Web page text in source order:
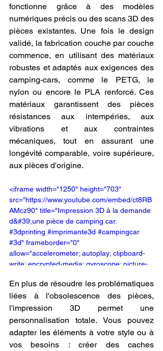
fonctionne grâce à des modèles
numériques précis ou des scans 3D des
pièces existantes. Une fois le design
validé, la fabrication couche par couche
commence, en utilisant des matériaux
robustes et adaptés aux exigences des
camping-cars, comme le PETG, le
nylon ou encore le PLA renforcé. Ces
matériaux garantissent des pièces
résistances aux intempéries, aux
vibrations et aux contraintes
mécaniques, tout en assurant une
longévité comparable, voire supérieure,
aux pièces d'origine.
<iframe width="1250" height="703"
src="https://www.youtube.com/embed/ct8RB
AMcz90" title="Impression 3D à la demande
d&#39;une pièce de camping car.
#3dprinting #imprimante3d #campingcar
#3d" frameborder="0"
allow="accelerometer; autoplay; clipboard-
write; encrypted-media; gyroscope; picture-
origin-when-cross-origin" allowfullscreen>
</iframe>
En plus de résoudre les problématiques
liées à l'obsolescence des pièces,
l'impression 3D permet une
personnalisation totale. Vous pouvez
adapter les éléments à votre style ou à
vos besoins : créer des caches